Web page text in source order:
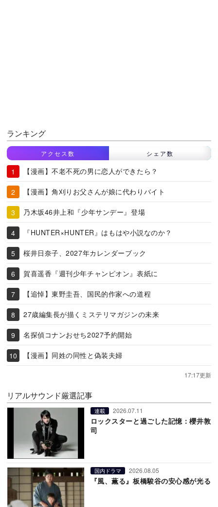
ランキング
アクセス数 シェア数
【漫画】不老不死の男に恋人ができたら？
【漫画】角刈りお父さんが娘に代わりバイト
乃木坂46井上和『少年サンデー』登場
『HUNTER×HUNTER』はもはや小説なのか？
桜井日奈子、2027年カレンダーブック
賀喜遥香『週刊少年チャンピオン』表紙に
【追悼】東野圭吾、国民的作家への道程
27歳編集長が描くミステリマガジンの未来
名探偵コナンおせち2027予約開始
【漫画】同姓の同性と偽装夫婦
17:17更新
リアルサウンド厳選記事
連載 2026.07.11
ロックスターと過ごした記憶：櫻井敦
司
国内ドラマ 2026.08.05
『風、薫る』板橋駿谷の安心感が光る